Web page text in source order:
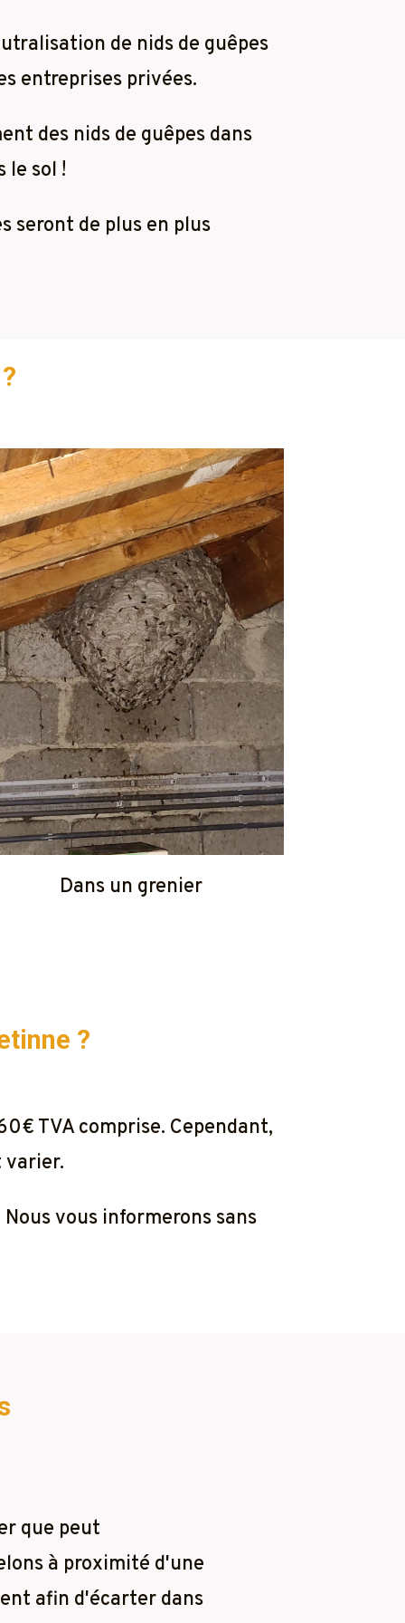
de nids de guêpes
entreprises privées.
des nids de guêpes dans
le sol !
seront de plus en plus
Dans un grenier
?
TVA comprise. Cependant,
varier.
vous informerons sans
que peut
à proximité d'une
afin d'écarter dans